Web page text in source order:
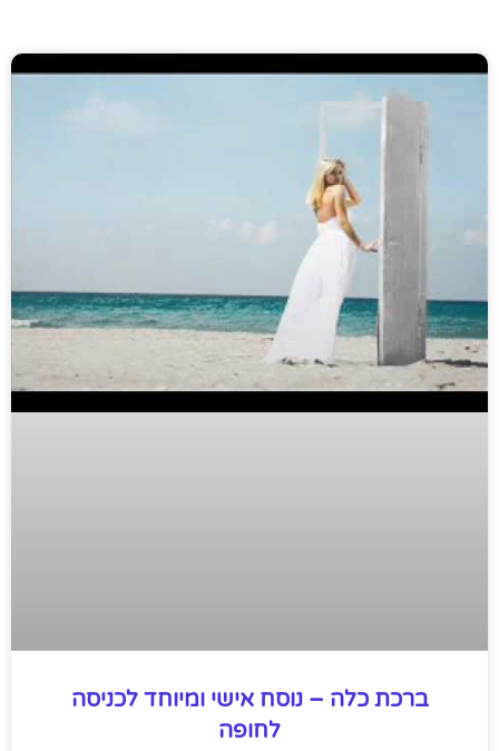
ברכת כלה – נוסח אישי ומיוחד לכניסה
לחופה